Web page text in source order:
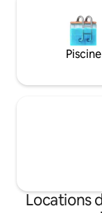
Piscine
Locations